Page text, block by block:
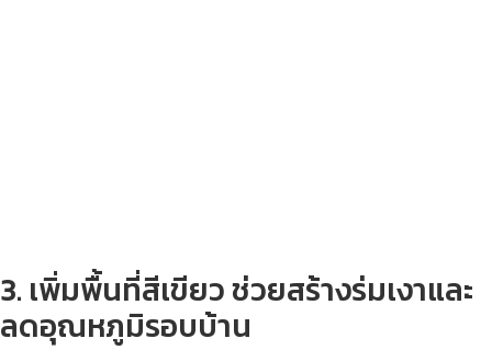
3. เพิ่มพื้นที่สีเขียว ช่วยสร้างร่มเงาและ
ลดอุณหภูมิรอบบ้าน